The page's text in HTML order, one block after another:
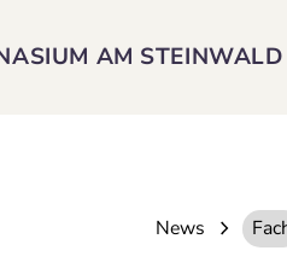
AM STEINWALD
News